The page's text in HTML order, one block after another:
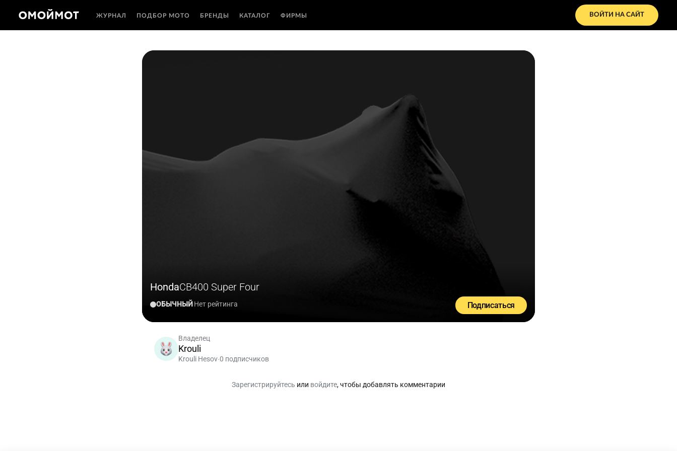
ЖУРНАЛ ПОДБОР МОТО БРЕНДЫ КАТАЛОГ ФИРМЫ ВОЙТИ НА САЙТ
HondaCB400 Super Four
ОБЫЧНЫЙНет рейтинга Подписаться
Владелец
Krouli
Krouli Hesov•0 подписчиков
Зарегистрируйтесь или войдите, чтобы добавлять комментарии